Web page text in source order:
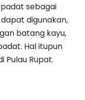
sebagai
digunakan,
batang kayu,
Hal itupun
Pulau Rupat.